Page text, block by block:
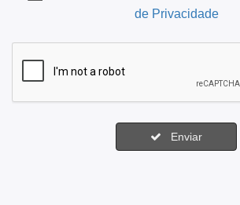
de Privacidade
Enviar